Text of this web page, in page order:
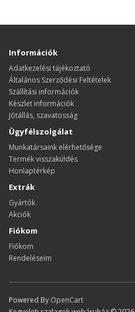
Információk
Adatkezelési tájékoztató
Általános Szerződési Feltételek
Szállítási információk
Készlet információk
Jótállás, szavatosság
Ügyfélszolgálat
Munkatársaink elérhetősége
Termék visszaküldés
Honlaptérkép
Extrák
Gyártók
Akciók
Fiókom
Fiókom
Rendeléseim
Powered By OpenCart